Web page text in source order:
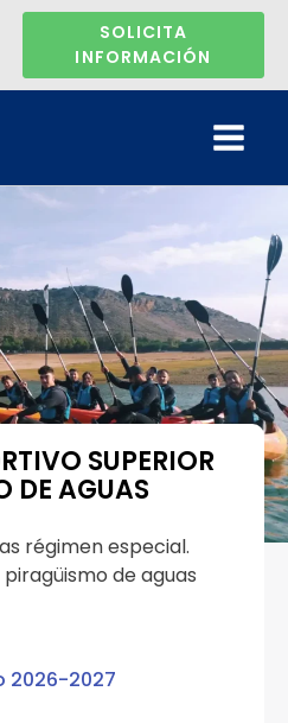
SOLICITA
INFORMACIÓN
SUPERIOR
DE AGUAS
régimen especial.
de aguas
2026-2027